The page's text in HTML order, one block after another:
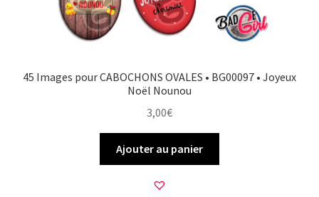
45 Images pour CABOCHONS OVALES • BG00097 • Joyeux
Noël Nounou
3,00€
Ajouter au panier